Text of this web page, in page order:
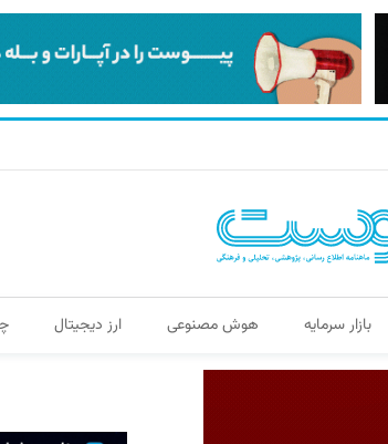
بازار سرمایه هوش مصنوعی ارز دیجیتال